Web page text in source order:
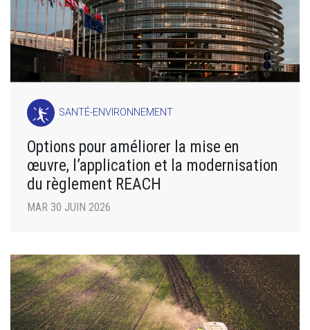
SANTÉ-ENVIRONNEMENT
Options pour améliorer la mise en
œuvre, l’application et la modernisation
du règlement REACH
MAR 30 JUIN 2026